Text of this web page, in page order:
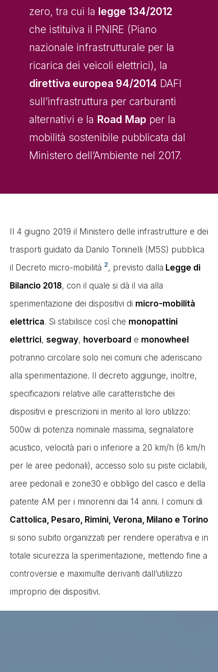
zero, tra cui la legge 134/2012
che istituiva il PNIRE (Piano
nazionale infrastrutturale per la
ricarica dei veicoli elettrici), la
direttiva europea 94/2014 DAFI
sull’infrastruttura per carburanti
alternativi e la Road Map per la
mobilità sostenibile pubblicata dal
Ministero dell’Ambiente nel 2017.
Il 4 giugno 2019 il Ministero delle infrastrutture e dei
trasporti guidato da Danilo Toninelli (M5S) pubblica
il Decreto micro-mobilità 2, previsto dalla Legge di
Bilancio 2018, con il quale si dà il via alla
sperimentazione dei dispositivi di micro-mobilità
elettrica. Si stabilisce così che monopattini
elettrici, segway, hoverboard e monowheel
potranno circolare solo nei comuni che aderiscano
alla sperimentazione. Il decreto aggiunge, inoltre,
specificazioni relative alle caratteristiche dei
dispositivi e prescrizioni in merito al loro utilizzo:
500w di potenza nominale massima, segnalatore
acustico, velocità pari o inferiore a 20 km/h (6 km/h
per le aree pedonali), accesso solo su piste ciclabili,
aree pedonali e zone30 e obbligo del casco e della
patente AM per i minorenni dai 14 anni. I comuni di
Cattolica, Pesaro, Rimini, Verona, Milano e Torino
si sono subito organizzati per rendere operativa e in
totale sicurezza la sperimentazione, mettendo fine a
controversie e maximulte derivanti dall’utilizzo
improprio dei dispositivi.